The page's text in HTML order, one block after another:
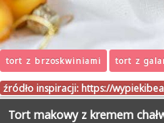
tort z brzoskwiniami tort z
źródło inspiracji: https://
Tort makowy z kremem